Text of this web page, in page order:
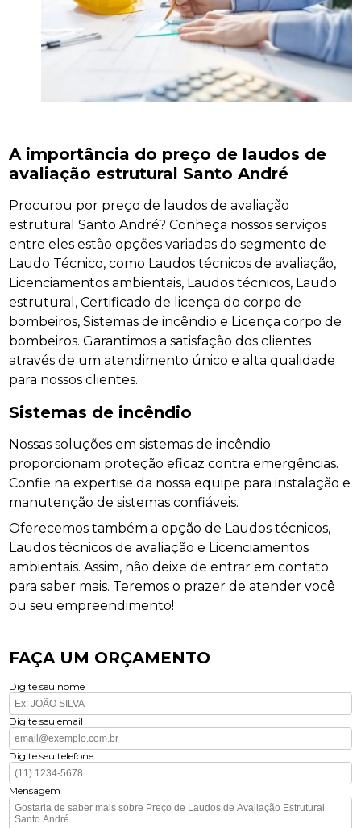
A importância do preço de laudos de
avaliação estrutural Santo André
Procurou por preço de laudos de avaliação
estrutural Santo André? Conheça nossos serviços
entre eles estão opções variadas do segmento de
Laudo Técnico, como Laudos técnicos de avaliação,
Licenciamentos ambientais, Laudos técnicos, Laudo
estrutural, Certificado de licença do corpo de
bombeiros, Sistemas de incêndio e Licença corpo de
bombeiros. Garantimos a satisfação dos clientes
através de um atendimento único e alta qualidade
para nossos clientes.
Sistemas de incêndio
Nossas soluções em sistemas de incêndio
proporcionam proteção eficaz contra emergências.
Confie na expertise da nossa equipe para instalação e
manutenção de sistemas confiáveis.
Oferecemos também a opção de Laudos técnicos,
Laudos técnicos de avaliação e Licenciamentos
ambientais. Assim, não deixe de entrar em contato
para saber mais. Teremos o prazer de atender você
ou seu empreendimento!
FAÇA UM ORÇAMENTO
Digite seu nome
Digite seu email
Digite seu telefone
Mensagem